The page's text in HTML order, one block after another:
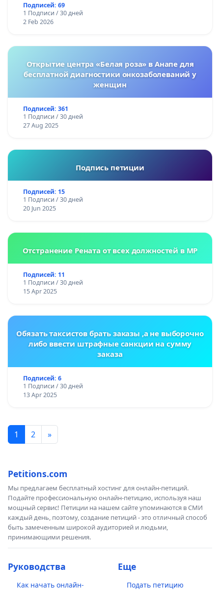
Подписей: 69
1 Подписи / 30 дней
2 Feb 2026
Открытие центра «Белая роза» в Анапе для
бесплатной диагностики онкозаболеваний у
женщин
Подписей: 361
1 Подписи / 30 дней
27 Aug 2025
Подпись петиции
Подписей: 15
1 Подписи / 30 дней
20 Jun 2025
Отстранение Рената от всех должностей в МР
Подписей: 11
1 Подписи / 30 дней
15 Apr 2025
Обязать таксистов брать заказы ,а не выборочно
либо ввести штрафные санкции на сумму
заказа
Подписей: 6
1 Подписи / 30 дней
13 Apr 2025
1 2 »
Petitions.com
Мы предлагаем бесплатный хостинг для онлайн-петиций.
Подайте профессиональную онлайн-петицию, используя наш
мощный сервис! Петиции на нашем сайте упоминаются в СМИ
каждый день, поэтому, создание петиций - это отличный способ
быть замеченным широкой аудиторией и людьми,
принимающими решения.
Руководства
Как начать онлайн-
Еще
Подать петицию